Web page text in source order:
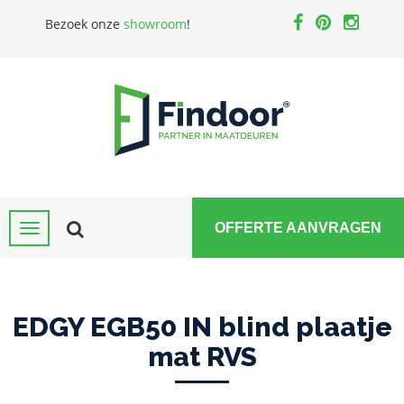
Bezoek onze showroom!
OFFERTE AANVRAGEN
EDGY EGB50 IN blind plaatje
mat RVS